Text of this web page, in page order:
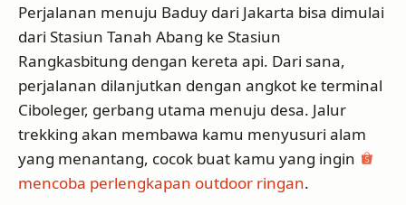
Perjalanan menuju Baduy dari Jakarta bisa dimulai
dari Stasiun Tanah Abang ke Stasiun
Rangkasbitung dengan kereta api. Dari sana,
perjalanan dilanjutkan dengan angkot ke terminal
Ciboleger, gerbang utama menuju desa. Jalur
trekking akan membawa kamu menyusuri alam
yang menantang, cocok buat kamu yang ingin
mencoba perlengkapan outdoor ringan.